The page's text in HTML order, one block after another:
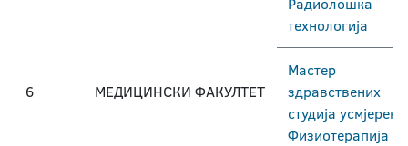
6 МЕДИЦИНСКИ ФАКУЛТЕТ
технологија
Мастер
здравствених
студија усмјерење
Физиотерапија